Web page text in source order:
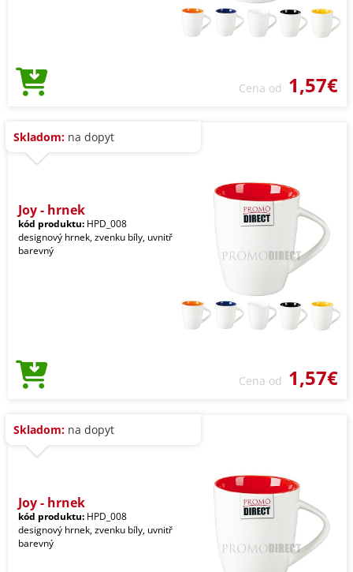
Cena od 1,57€
Skladom: na dopyt
Joy - hrnek
kód produktu: HPD_008
designový hrnek, zvenku bíly, uvnitř
barevný
Cena od 1,57€
Skladom: na dopyt
Joy - hrnek
kód produktu: HPD_008
designový hrnek, zvenku bíly, uvnitř
barevný